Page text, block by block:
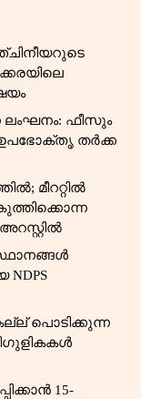
ലംഘനം: ഫീസും
ഉപഭോക്തൃ തർക്ക
മീററ്റിൽ
പൊടിക്കുന്ന
15-